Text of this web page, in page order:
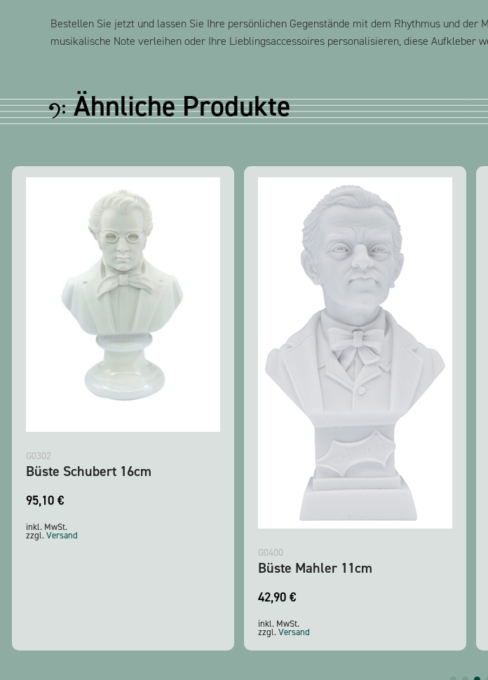
Bestellen Sie jetzt und lassen Sie Ihre persönlichen Gegenstände mit dem Rhythmus und
musikalische Note verleihen oder Ihre Lieblingsaccessoires personalisieren, diese Aufkleber
Ähnliche Produkte
G0302
Büste Schubert 16cm
95,10 €
inkl. MwSt.
zzgl.Versand
G0400
Büste Mahler 11cm
42,90 €
inkl. MwSt.
zzgl.Versand